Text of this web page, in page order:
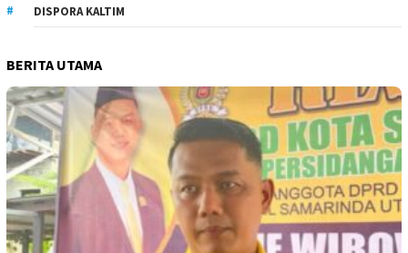
DISPORA KALTIM
BERITA UTAMA